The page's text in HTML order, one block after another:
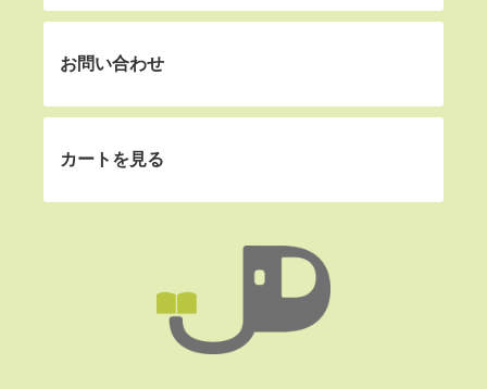
お問い合わせ
カートを見る